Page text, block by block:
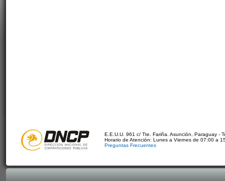
E.E.U.U. 961 c/ Tte. Fariña. Asunción, Paraguay -
Horario de Atención: Lunes a Viernes de 07:00 a
Preguntas Frecuentes